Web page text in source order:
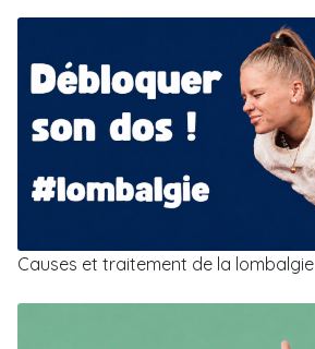
Causes et traitement de la lombalgie